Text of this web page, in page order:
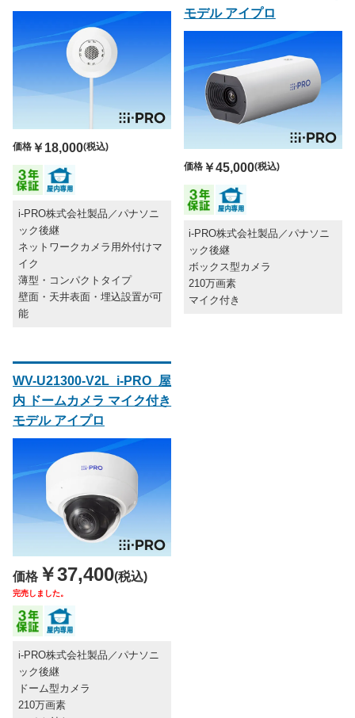
価格 ￥18,000(税込)
i-PRO株式会社製品／パナソニ
ック後継
ネットワークカメラ用外付けマ
イク
薄型・コンパクトタイプ
壁面・天井表面・埋込設置が可
能
モデル アイプロ
価格￥45,000(税込)
i-PRO株式会社製品／パナソニ
ック後継
ボックス型カメラ
210万画素
マイク付き
WV-U21300-V2L i-PRO 屋
内 ドームカメラ マイク付き
モデル アイプロ
価格 ￥37,400(税込)
完売しました。
i-PRO株式会社製品／パナソニ
ック後継
ドーム型カメラ
210万画素